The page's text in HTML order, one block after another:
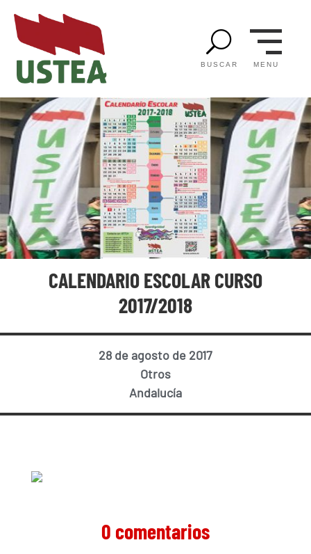
U
BUSCAR MENU
CALENDARIO ESCOLAR CURSO
2017/2018
28 de agosto de 2017
Otros
Andalucía
0 comentarios